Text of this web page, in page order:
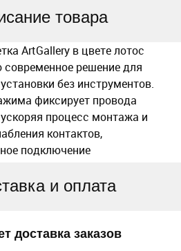
товара
ArtGallery в цвете лотос
решение для
без инструментов.
фиксирует провода
процесс монтажа и
контактов,
подключение
и оплата
доставка заказов